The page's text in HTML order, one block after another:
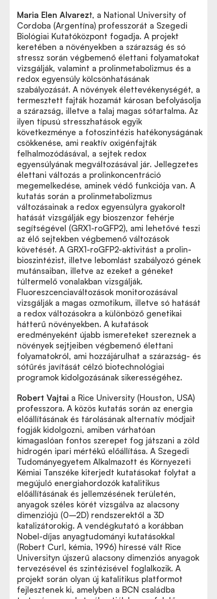
Maria Elen Alvarezt, a National University of
Cordoba (Argentína) professzorát a Szegedi
Biológiai Kutatóközpont fogadja. A projekt
keretében a növényekben a szárazság és só
stressz során végbemenő élettani folyamatokat
vizsgálják, valamint a prolinmetabolizmus és a
redox egyensúly kölcsönhatásának
szabályozását. A növények élettevékenységét, a
termesztett fajták hozamát károsan befolyásolja
a szárazság, illetve a talaj magas sótartalma. Az
ilyen típusú stresszhatások egyik
következménye a fotoszintézis hatékonyságának
csökkenése, ami reaktív oxigénfajták
felhalmozódásával, a sejtek redox
egyensúlyának megváltozásával jár. Jellegzetes
élettani változás a prolinkoncentráció
megemelkedése, aminek védő funkciója van. A
kutatás során a prolinmetabolizmus
változásainak a redox egyensúlyra gyakorolt
hatását vizsgálják egy bioszenzor fehérje
segítségével (GRX1-roGFP2), ami lehetővé teszi
az élő sejtekben végbemenő változások
követését. A GRX1-roGFP2-aktivitást a prolin-
bioszintézist, illetve lebomlást szabályozó gének
mutánsaiban, illetve az ezeket a géneket
túltermelő vonalakban vizsgálják.
Fluoreszcenciaváltozások monitorozásával
vizsgálják a magas ozmotikum, illetve só hatását
a redox változásokra a különböző genetikai
hátterű növényekben. A kutatások
eredményeként újabb ismereteket szereznek a
növények sejtjeiben végbemenő élettani
folyamatokról, ami hozzájárulhat a szárazság- és
sótűrés javítását célzó biotechnológiai
programok kidolgozásának sikerességéhez.
Robert Vajtai a Rice University (Houston, USA)
professzora. A közös kutatás során az energia
előállításának és tárolásának alternatív módjait
fogják kidolgozni, amiben várhatóan
kimagaslóan fontos szerepet fog játszani a zöld
hidrogén ipari mértékű előállítása. A Szegedi
Tudományegyetem Alkalmazott és Környezeti
Kémiai Tanszéke kiterjedt kutatásokat folytat a
megújuló energiahordozók katalitikus
előállításának és jellemzésének területén,
anyagok széles körét vizsgálva az alacsony
dimenziójú (0–2D) rendszerektől a 3D
katalizátorokig. A vendégkutató a korábban
Nobel-díjas anyagtudományi kutatásokkal
(Robert Curl, kémia, 1996) híressé vált Rice
Universityn újszerű alacsony dimenziós anyagok
tervezésével és szintézisével foglalkozik. A
projekt során olyan új katalitikus platformot
fejlesztenek ki, amelyben a BCN családba